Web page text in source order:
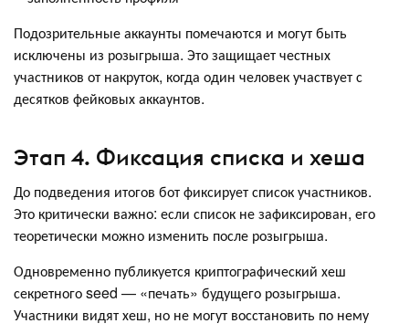
Подозрительные аккаунты помечаются и могут быть
исключены из розыгрыша. Это защищает честных
участников от накруток, когда один человек участвует с
десятков фейковых аккаунтов.
Этап 4. Фиксация списка и хеша
До подведения итогов бот фиксирует список участников.
Это критически важно: если список не зафиксирован, его
теоретически можно изменить после розыгрыша.
Одновременно публикуется криптографический хеш
секретного seed — «печать» будущего розыгрыша.
Участники видят хеш, но не могут восстановить по нему